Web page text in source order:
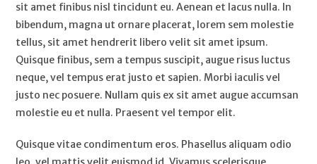
sit amet finibus nisl tincidunt eu. Aenean et lacus nulla. In
bibendum, magna ut ornare placerat, lorem sem molestie
tellus, sit amet hendrerit libero velit sit amet ipsum.
Quisque finibus, sem a tempus suscipit, augue risus luctus
neque, vel tempus erat justo et sapien. Morbi iaculis vel
justo nec posuere. Nullam quis ex sit amet augue accumsan
molestie eu et nulla. Praesent vel tempor elit.
Quisque vitae condimentum eros. Phasellus aliquam odio